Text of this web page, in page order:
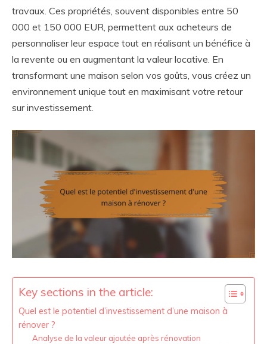
travaux. Ces propriétés, souvent disponibles entre 50
000 et 150 000 EUR, permettent aux acheteurs de
personnaliser leur espace tout en réalisant un bénéfice à
la revente ou en augmentant la valeur locative. En
transformant une maison selon vos goûts, vous créez un
environnement unique tout en maximisant votre retour
sur investissement.
Key sections in the article:
Quel est le potentiel d’investissement d’une maison à
rénover ?
Analyse de la valeur ajoutée après rénovation